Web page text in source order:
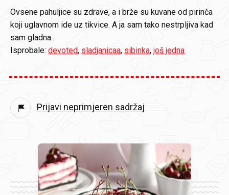
Ovsene pahuljice su zdrave, a i brže su kuvane od pirinča
koji uglavnom ide uz tikvice. A ja sam tako nestrpljiva kad
sam gladna...
Isprobale: devoted, sladjanicaa, sibinka, još jedna
Prijavi neprimjeren sadržaj